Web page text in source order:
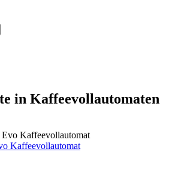
in Kaffeevollautomaten
Kaffeevollautomat